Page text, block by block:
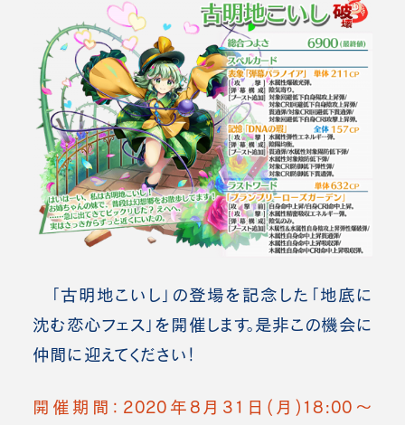
「古明地こいし」の登場を記念した「地底に
沈む恋心フェス」を開催します。是非この機会に
仲間に迎えてください！
開催期間：2020年8月31日(月)18:00～